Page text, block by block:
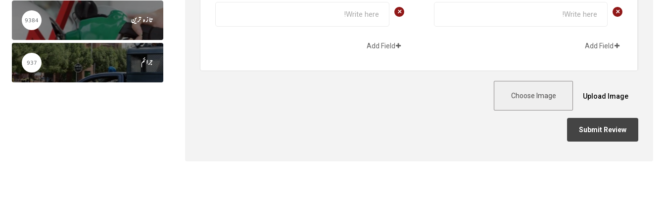
+
Add Field
+
Add Field
Upload Image
Choose Image
تازہ ترین 9384
جرائم 937